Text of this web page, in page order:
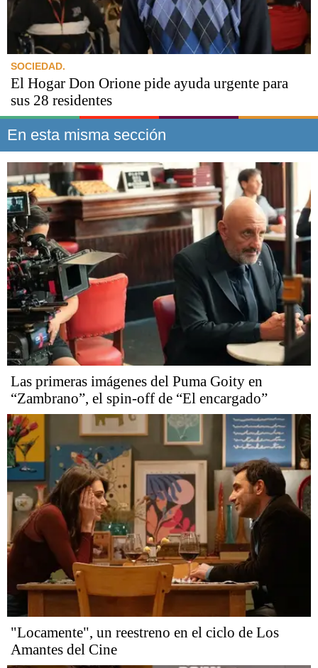
SOCIEDAD.
El Hogar Don Orione pide ayuda urgente para
sus 28 residentes
En esta misma sección
Las primeras imágenes del Puma Goity en
“Zambrano”, el spin-off de “El encargado”
"Locamente", un reestreno en el ciclo de Los
Amantes del Cine